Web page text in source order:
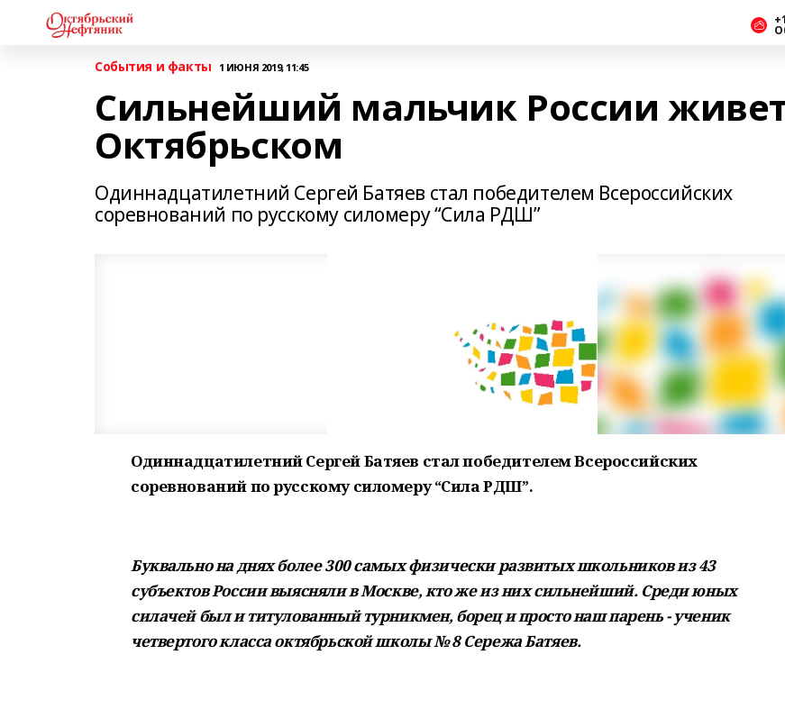
События и факты 1 ИЮНЯ 2019, 11:45
Сильнейший мальчик России
Октябрьском
Одиннадцатилетний Сергей Батяев стал победителем Всероссийских
соревнований по русскому силомеру “Сила РДШ”
Одиннадцатилетний Сергей Батяев стал победителем Всероссийских
соревнований по русскому силомеру “Сила РДШ”.
Буквально на днях более 300 самых физически развитых школьников из 43
субъектов России выясняли в Москве, кто же из них сильнейший. Среди юных
силачей был и титулованный турникмен, борец и просто наш парень - ученик
четвертого класса октябрьской школы № 8 Сережа Батяев.